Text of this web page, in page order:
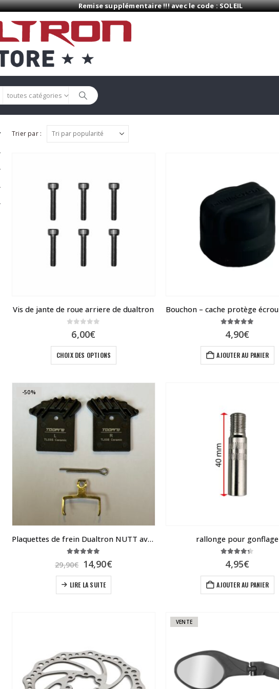
Remise supplémentaire !!! avec le code : SOLEIL
toutes catégories
Trier par :
Vis de jante de roue arriere de dualtron
6,00€
CHOIX DES OPTIONS
produit
plusieurs
variations.
Les
options
peuvent
4,90€
AJOUTER AU PANIER
-50%
Plaquettes de frein Dualtron NUTT avec ailettes de refroidissement
29,90€ Le
prix
initial
était :
14,90€Le
LIRE LA SUITE
rallonge pour gonflage
4,95€
AJOUTER AU PANIER
VENTE